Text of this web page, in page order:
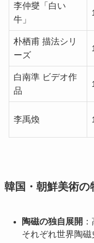
李仲燮「白い
牛」
朴栖甫 描法シリ
ーズ
白南準 ビデオ作
品
李禹煥
韓国・朝鮮美術の
陶磁の独自展開
それぞれ世界陶磁